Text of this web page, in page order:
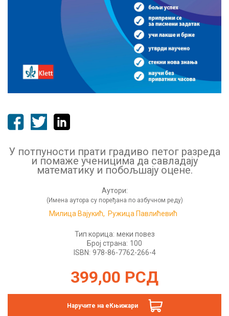
У потпуности прати градиво петог разреда
и помаже ученицима да савладају
математику и побољшају оцене.
Аутори:
(Имена аутора су поређана по азбучном реду)
Милица Вајукић, Ружица Павлићевић
Тип корица: меки повез
Број страна: 100
ISBN: 978-86-7762-266-4
399,00 РСД
Наручите на еКњижари